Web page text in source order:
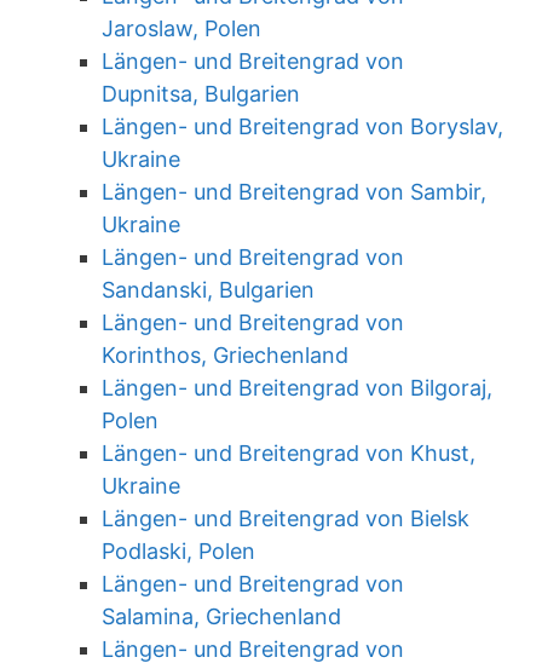
Jaroslaw, Polen
Längen- und Breitengrad von
Dupnitsa, Bulgarien
Längen- und Breitengrad von Boryslav,
Ukraine
Längen- und Breitengrad von Sambir,
Ukraine
Längen- und Breitengrad von
Sandanski, Bulgarien
Längen- und Breitengrad von
Korinthos, Griechenland
Längen- und Breitengrad von Bilgoraj,
Polen
Längen- und Breitengrad von Khust,
Ukraine
Längen- und Breitengrad von Bielsk
Podlaski, Polen
Längen- und Breitengrad von
Salamina, Griechenland
Längen- und Breitengrad von